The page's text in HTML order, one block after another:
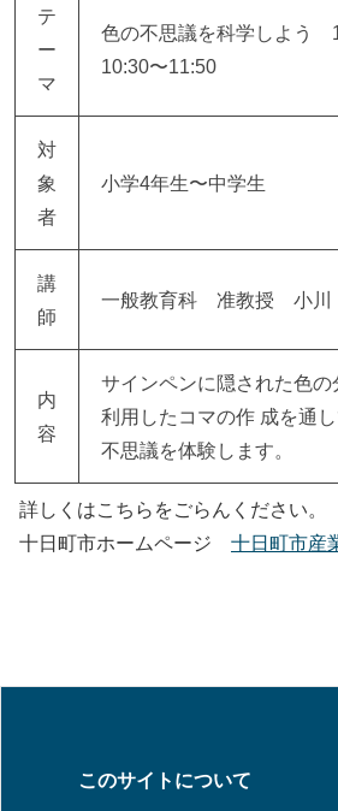
テ
ー
マ
色の不思議を科学しよう
10:30〜11:50
対
象
者
小学4年生〜中学生
講
師
一般教育科 准教授 小
内
容
サインペンに隠された色の
利用したコマの作 成を通
不思議を体験します。
詳しくはこちらをごらんください。
十日町市ホームページ 十日町市産
このサイトについて